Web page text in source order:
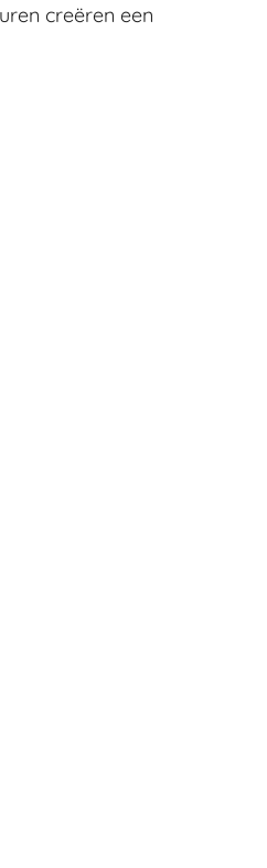
creëren een